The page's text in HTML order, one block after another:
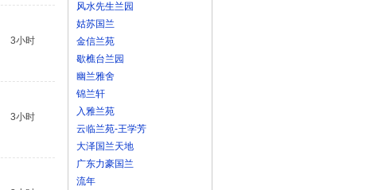
风水先生兰园
姑苏国兰
金信兰苑
歇樵台兰园
幽兰雅舍
锦兰轩
入雅兰苑
云临兰苑-王学芳
大泽国兰天地
广东力豪国兰
流年
3小时
3小时